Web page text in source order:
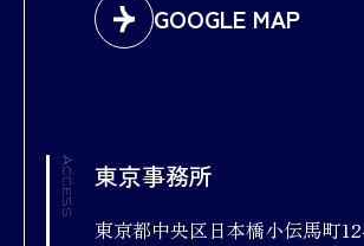
GOOGLE MAP
ACCESS 東京事務所
東京都中央区日本橋小伝馬町